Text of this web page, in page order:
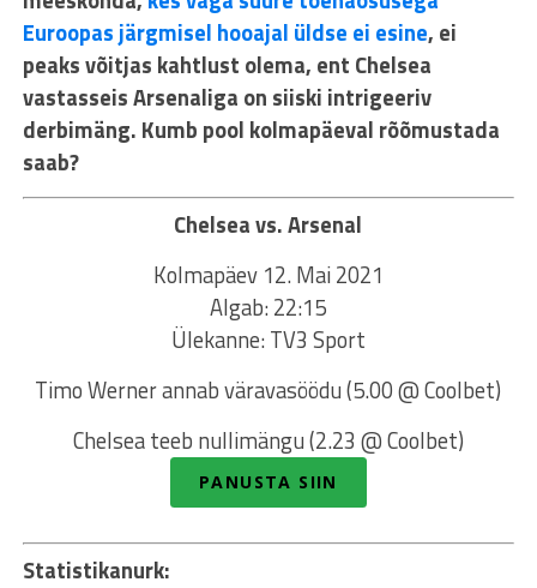
Euroopas järgmisel hooajal üldse ei esine, ei
peaks võitjas kahtlust olema, ent Chelsea
vastasseis Arsenaliga on siiski intrigeeriv
derbimäng. Kumb pool kolmapäeval rõõmustada
saab?
Chelsea vs. Arsenal
Kolmapäev 12. Mai 2021
Algab: 22:15
Ülekanne: TV3 Sport
Timo Werner annab väravasöödu (5.00 @ Coolbet)
Chelsea teeb nullimängu (2.23 @ Coolbet)
PANUSTA SIIN
Statistikanurk: